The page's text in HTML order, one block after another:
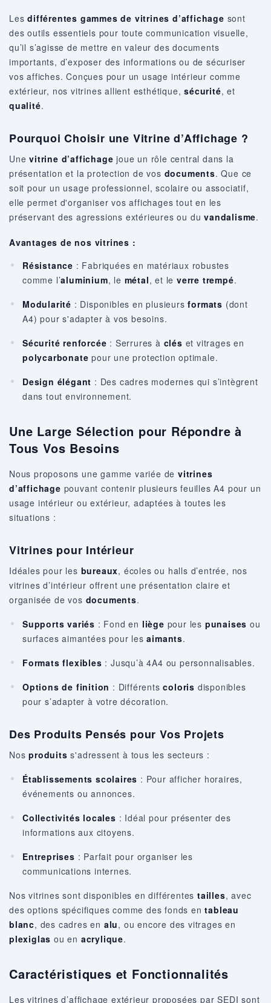
Lesdifférentes gammes de vitrines d’affichage sont
des outils essentiels pour toute communication visuelle,
qu’il s’agisse de mettre en valeur des documents
importants, d’exposer des informations ou de sécuriser
vos affiches. Conçues pour un usage intérieur comme
extérieur, nos vitrines allient esthétique,sécurité, et
qualité.
Pourquoi Choisir une Vitrine d’Affichage ?
Unevitrine d’affichage joue un rôle central dans la
présentation et la protection de vos documents. Que ce
soit pour un usage professionnel, scolaire ou associatif,
elle permet d'organiser vos affichages tout en les
préservant des agressions extérieures ou duvandalisme.
Avantages de nos vitrines :
Résistance : Fabriquées en matériaux robustes
comme l’aluminium, le métal, et leverre trempé.
Modularité : Disponibles en plusieursformats (dont
A4) pour s'adapter à vos besoins.
Sécurité renforcée : Serrures à clés et vitrages en
polycarbonate pour une protection optimale.
Design élégant : Des cadres modernes qui s’intègrent
dans tout environnement.
Une Large Sélection pour Répondre à
Tous Vos Besoins
Nous proposons une gamme variée de vitrines
d’affichage pouvant contenir plusieurs feuilles A4 pour un
usage intérieur ou extérieur, adaptées à toutes les
situations :
Vitrines pour Intérieur
Idéales pour les bureaux, écoles ou halls d’entrée, nos
vitrines d’intérieur offrent une présentation claire et
organisée de vos documents.
Supports variés : Fond en liège pour les punaises ou
surfaces aimantées pour lesaimants.
Formats flexibles : Jusqu’à 4A4 ou personnalisables.
Options de finition : Différentscoloris disponibles
pour s’adapter à votre décoration.
Des Produits Pensés pour Vos Projets
Nosproduits s'adressent à tous les secteurs :
Établissements scolaires : Pour afficher horaires,
événements ou annonces.
Collectivités locales : Idéal pour présenter des
informations aux citoyens.
Entreprises : Parfait pour organiser les
communications internes.
Nos vitrines sont disponibles en différentes tailles, avec
des options spécifiques comme des fonds entableau
blanc, des cadres en alu, ou encore des vitrages en
plexiglas ou en acrylique.
Caractéristiques et Fonctionnalités
Les vitrines d’affichage extérieur proposées par SEDI sont